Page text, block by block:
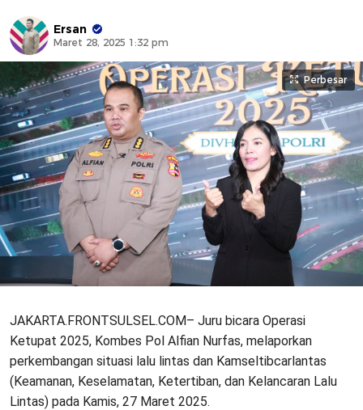
Ersan
Maret 28, 2025 1:32 pm
Perbesar
JAKARTA.FRONTSULSEL.COM– Juru bicara Operasi
Ketupat 2025, Kombes Pol Alfian Nurfas, melaporkan
perkembangan situasi lalu lintas dan Kamseltibcarlantas
(Keamanan, Keselamatan, Ketertiban, dan Kelancaran Lalu
Lintas) pada Kamis, 27 Maret 2025.